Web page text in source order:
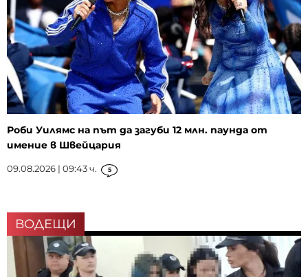
Роби Уилямс на път да загуби 12 млн. паунда от
имение в Швейцария
09.08.2026 | 09:43 ч. 5
ВОДЕЩИ